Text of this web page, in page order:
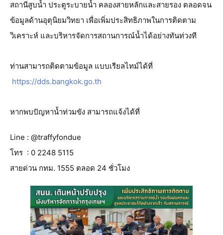
สถานีสูบน้ำ ประตูระบายน้ำ คลองสายหลักและสายรอง ตลอดจน
ข้อมูลด้านอุตุนิยมวิทยา เพื่อเพิ่มประสิทธิภาพในการติดตาม
วิเคราะห์ และบริหารจัดการสถานการณ์น้ำได้อย่างทันท่วงที
ท่านสามารถติดตามข้อมูล แบบเรียลไทม์ได้ที่
https://dds.bangkok.go.th
หากพบปัญหาน้ำท่วมขัง สามารถแจ้งได้ที่
Line : @traffyfondue
โทร  : 0 2248 5115
สายด่วน กทม. 1555 ตลอด 24 ชั่วโมง